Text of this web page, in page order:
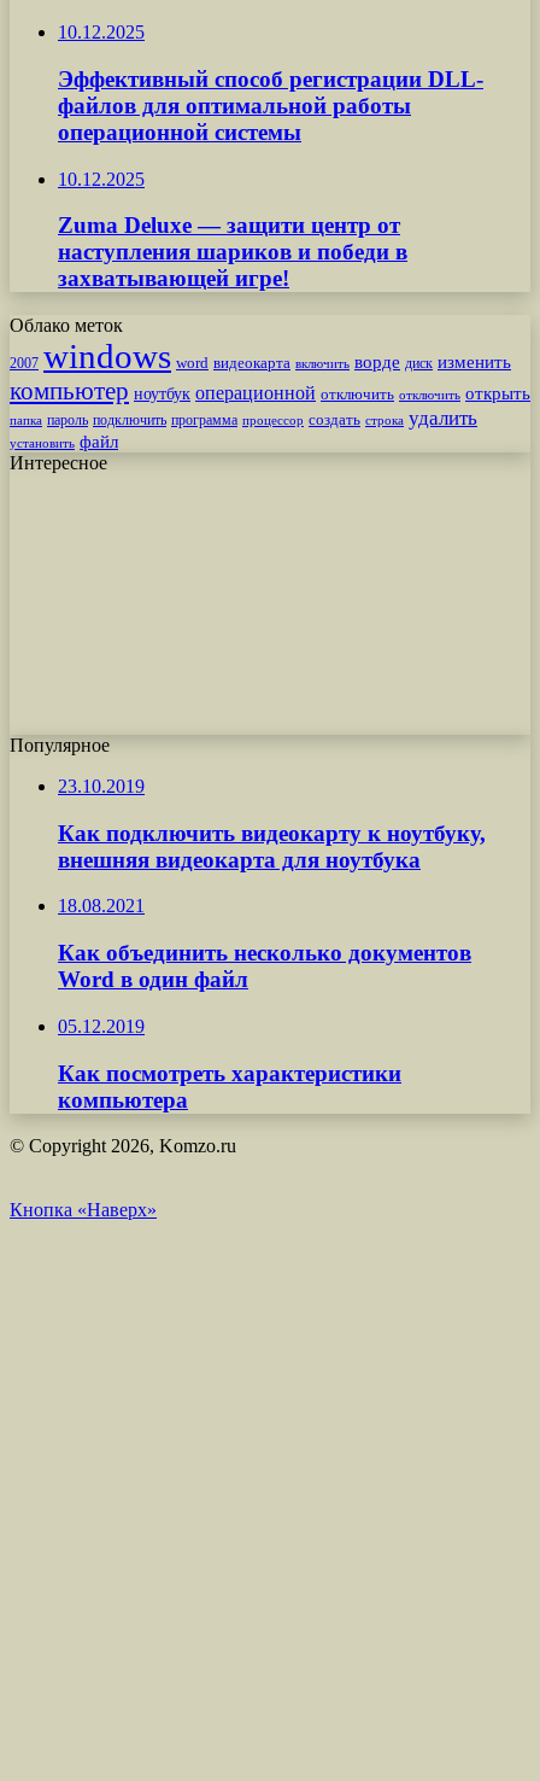
10.12.2025
Эффективный способ регистрации DLL-
файлов для оптимальной работы
операционной системы
10.12.2025
Zuma Deluxe — защити центр от
наступления шариков и победи в
захватывающей игре!
Облако меток
2007 windows word видеокарта включить ворде диск изменить
компьютер ноутбук операционной отключить отключить открыть
папка пароль подключить программа процессор создать строка удалить
установить файл
Интересное
Популярное
23.10.2019
Как подключить видеокарту к ноутбуку,
внешняя видеокарта для ноутбука
18.08.2021
Как объединить несколько документов
Word в один файл
05.12.2019
Как посмотреть характеристики
компьютера
© Copyright 2026, Komzo.ru
Кнопка «Наверх»